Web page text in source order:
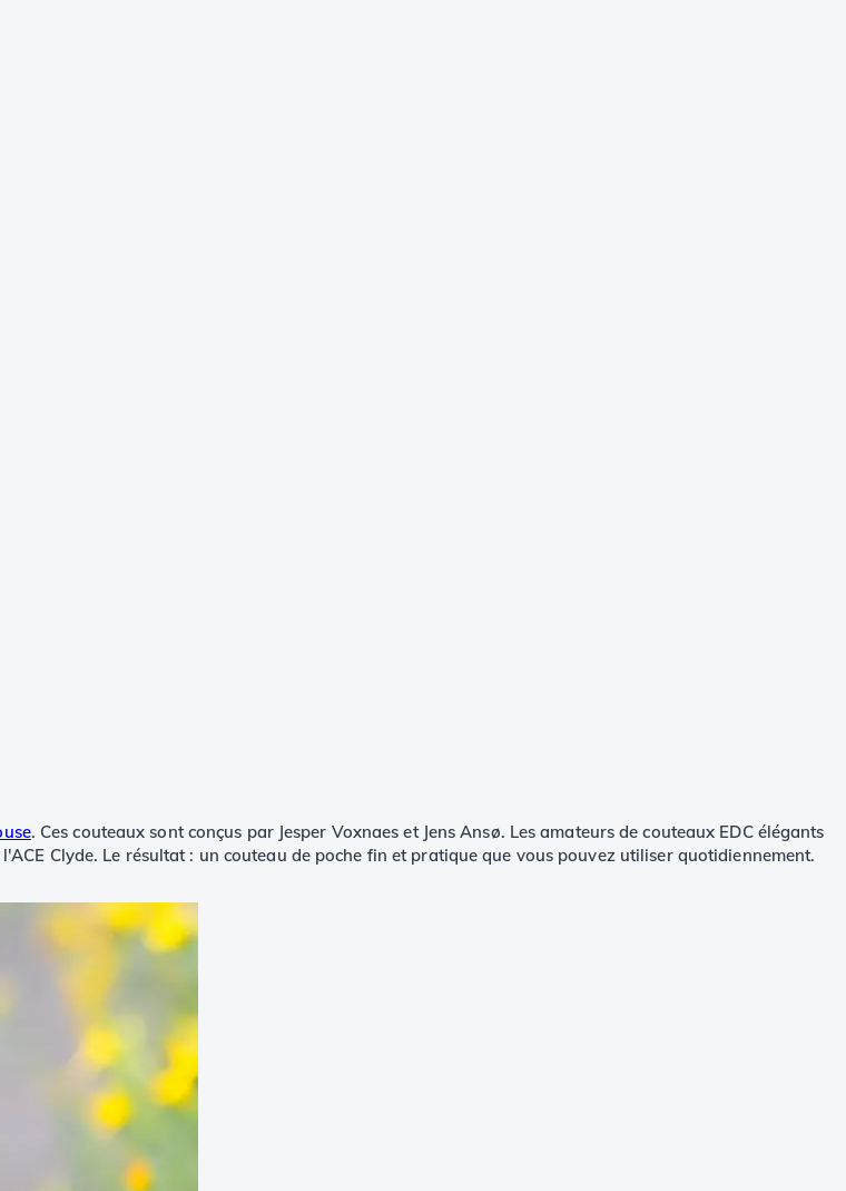
. Ces couteaux sont conçus par Jesper Voxnaes et Jens Ansø. Les amateurs de couteaux EDC élégants
Clyde. Le résultat : un couteau de poche fin et pratique que vous pouvez utiliser quotidiennement.